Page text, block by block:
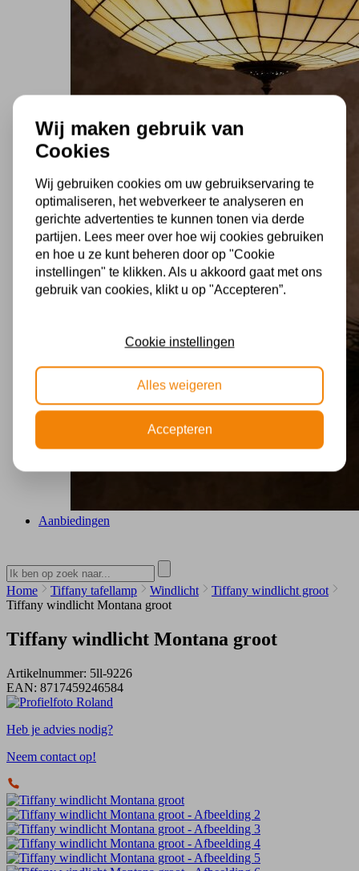
Aanbiedingen
Home Tiffany tafellamp Windlicht
Tiffany windlicht groot
Tiffany windlicht Montana groot
Tiffany windlicht Montana groot
Artikelnummer: 5ll-9226
EAN: 8717459246584
Heb je advies nodig?
Neem contact op!
Wij maken gebruik van
Cookies
Wij gebruiken cookies om uw gebruikservaring te
optimaliseren, het webverkeer te analyseren en
gerichte advertenties te kunnen tonen via derde
partijen. Lees meer over hoe wij cookies gebruiken
en hoe u ze kunt beheren door op "Cookie
instellingen" te klikken. Als u akkoord gaat met ons
gebruik van cookies, klikt u op "Accepteren”.
Cookie instellingen
Alles weigeren
Accepteren